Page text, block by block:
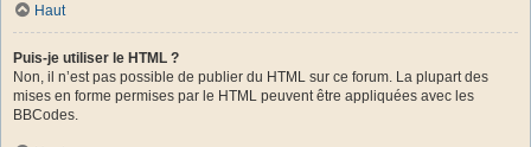
Haut
Puis-je utiliser le HTML ?
Non, il n’est pas possible de publier du HTML sur ce forum. La plupart des
mises en forme permises par le HTML peuvent être appliquées avec les
BBCodes.